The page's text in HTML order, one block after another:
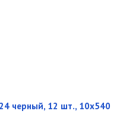
черный, 12 шт., 10х540